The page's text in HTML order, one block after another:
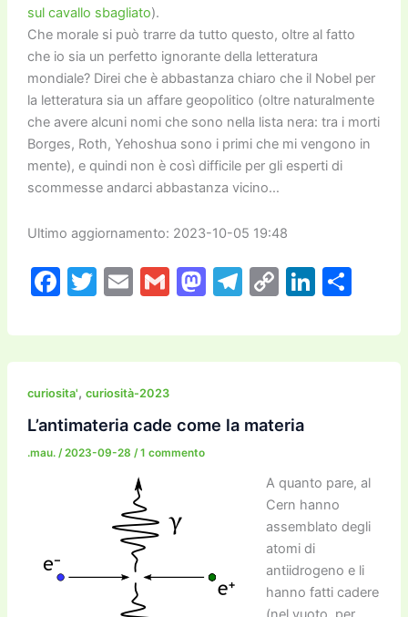
sul cavallo sbagliato).
Che morale si può trarre da tutto questo, oltre al fatto
che io sia un perfetto ignorante della letteratura
mondiale? Direi che è abbastanza chiaro che il Nobel per
la letteratura sia un affare geopolitico (oltre naturalmente
che avere alcuni nomi che sono nella lista nera: tra i morti
Borges, Roth, Yehoshua sono i primi che mi vengono in
mente), e quindi non è così difficile per gli esperti di
scommesse andarci abbastanza vicino…
Ultimo aggiornamento: 2023-10-05 19:48
F
c
e
b
o
o
T
itt
er
E
ai
l
G
ai
l
M
st
o
o
T
e
gr
m
C
p
y
n
Li
k
e
C
n
di
curiosita', curiosità-2023
L’antimateria cade come la materia
.mau. /2023-09-28 /1 commento
A quanto pare, al
Cern hanno
assemblato degli
atomi di
antiidrogeno e li
hanno fatti cadere